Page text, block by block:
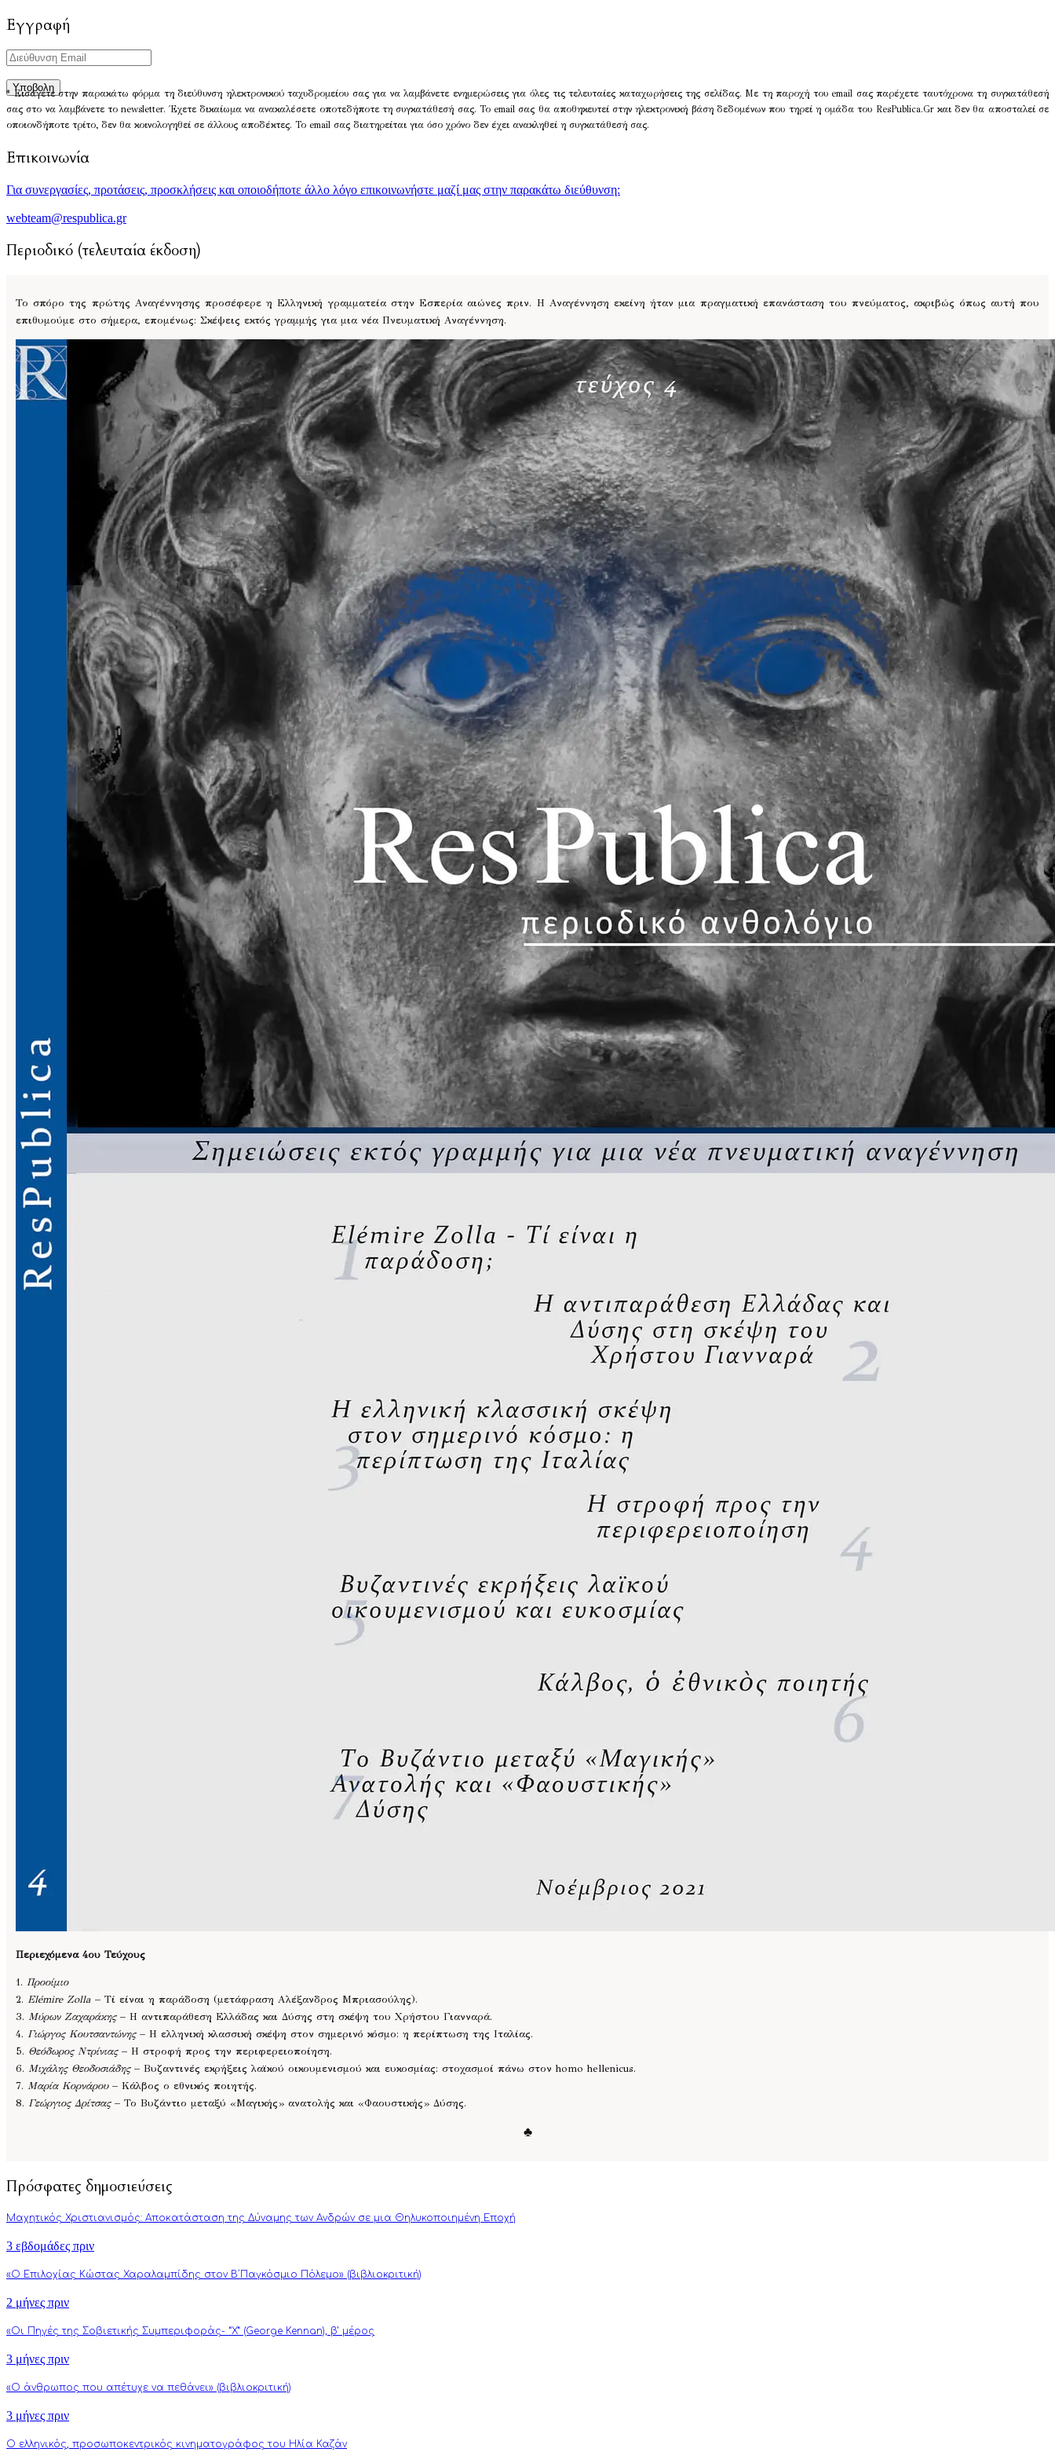
Εγγραφή
* Εισάγετε στην παρακάτω φόρμα τη διεύθυνση ηλεκτρονικού ταχυδρομείου σας για να λαμβάνετε ενημερώσεις για όλες τις τελευταίες καταχωρήσεις της σελίδας. Με τη παροχή του email σας παρέχετε ταυτόχρονα τη συγκατάθεσή
σας στο να λαμβάνετε το newsletter. Έχετε δικαίωμα να ανακαλέσετε οποτεδήποτε τη συγκατάθεσή σας. Το email σας θα αποθηκευτεί στην ηλεκτρονική βάση δεδομένων που τηρεί η ομάδα του ResPublica.Gr και δεν θα αποσταλεί σε
οποιονδήποτε τρίτο, δεν θα κοινολογηθεί σε άλλους αποδέκτες. Το email σας διατηρείται για όσο χρόνο δεν έχει ανακληθεί η συγκατάθεσή σας.
Επικοινωνία
Για συνεργασίες, προτάσεις, προσκλήσεις και οποιοδήποτε άλλο λόγο επικοινωνήστε μαζί μας στην παρακάτω διεύθυνση:
webteam@respublica.gr
Περιοδικό (τελευταία έκδοση)
Το σπόρο της πρώτης Αναγέννησης προσέφερε η Ελληνική γραμματεία στην Εσπερία αιώνες πριν. Η Αναγέννηση εκείνη ήταν μια πραγματική επανάσταση του πνεύματος, ακριβώς όπως αυτή που
επιθυμούμε στο σήμερα, επομένως: Σκέψεις εκτός γραμμής για μια νέα Πνευματική Αναγέννηση.
Περιεχόμενα 4ου Τεύχους
1. Προοίμιο
2. Elémire Zolla – Τί είναι η παράδοση (μετάφραση Αλέξανδρος Μπριασούλης).
3. Μύρων Ζαχαράκης– Η αντιπαράθεση Ελλάδας και Δύσης στη σκέψη του Χρήστου Γιανναρά.
4. Γιώργος Κουτσαντώνης– Η ελληνική κλασσική σκέψη στον σημερινό κόσμο: η περίπτωση της Ιταλίας.
5. Θεόδωρος Ντρίνιας– Η στροφή προς την περιφερειοποίηση.
6. Μιχάλης Θεοδοσιάδης– Βυζαντινές εκρήξεις λαϊκού οικουμενισμού και ευκοσμίας: στοχασμοί πάνω στον homo hellenicus.
7. Μαρία Κορνάρου– Κάλβος ο εθνικός ποιητής.
8. Γεώργιος Δρίτσας– Το Βυζάντιο μεταξύ «Μαγικής» ανατολής και «Φαουστικής» Δύσης.
♣
Πρόσφατες δημοσιεύσεις
Μαχητικός Χριστιανισμός: Αποκατάσταση της Δύναμης των Ανδρών σε μια Θηλυκοποιημένη Εποχή
3 εβδομάδες πριν
«Ο Επιλοχίας Κώστας Χαραλαμπίδης στον Β΄Παγκόσμιο Πόλεμο» (βιβλιοκριτική)
2 μήνες πριν
«Οι Πηγές της Σοβιετικής Συμπεριφοράς- “Χ” (George Kennan), β’ μέρος
3 μήνες πριν
«Ο άνθρωπος που απέτυχε να πεθάνει» (βιβλιοκριτική)
3 μήνες πριν
Ο ελληνικός, προσωποκεντρικός κινηματογράφος του Ηλία Καζάν